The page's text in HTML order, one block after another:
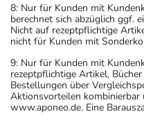
8: Nur für Kunden mit
berechnet sich abzüglich ggf.
Nicht auf rezeptpflichtige
nicht für Kunden mit
9: Nur für Kunden mit
rezeptpflichtige Artikel,
Bestellungen über
Aktionsvorteilen
www.aponeo.de. Eine